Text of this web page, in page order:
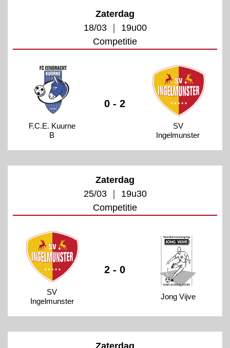
Zaterdag
18/03 ｜ 19u00
Competitie
F.C.E. Kuurne
B
0 - 2
SV
Ingelmunster
Zaterdag
25/03 ｜ 19u30
Competitie
SV
Ingelmunster
2 - 0
Jong Vijve
Zaterdag